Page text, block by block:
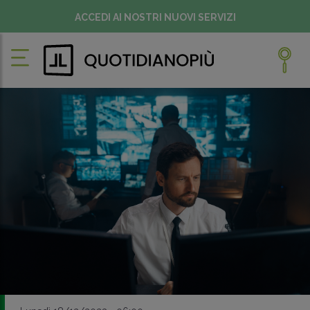
ACCEDI AI NOSTRI NUOVI SERVIZI